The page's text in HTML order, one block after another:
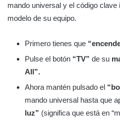
mando universal y el código
modelo de su equipo.
Primero tienes que
Pulse el botón “TV” de su
All”.
Ahora mantén pulsado el
mando universal hasta que
luz” (significa que está en